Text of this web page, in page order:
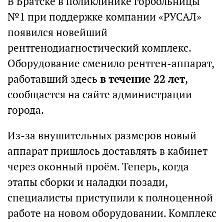
№1 при поддержке компании «РУСАЛ»
появился новейший
рентгенодиагностический комплекс.
Оборудование сменило рентген-аппарат,
работавший здесь в течение 22 лет,
сообщается на сайте администрации
города.
Из-за внушительных размеров новый
аппарат пришлось доставлять в кабинет
через оконный проём. Теперь, когда
этапы сборки и наладки позади,
специалисты приступили к полноценной
работе на новом оборудовании. Комплекс